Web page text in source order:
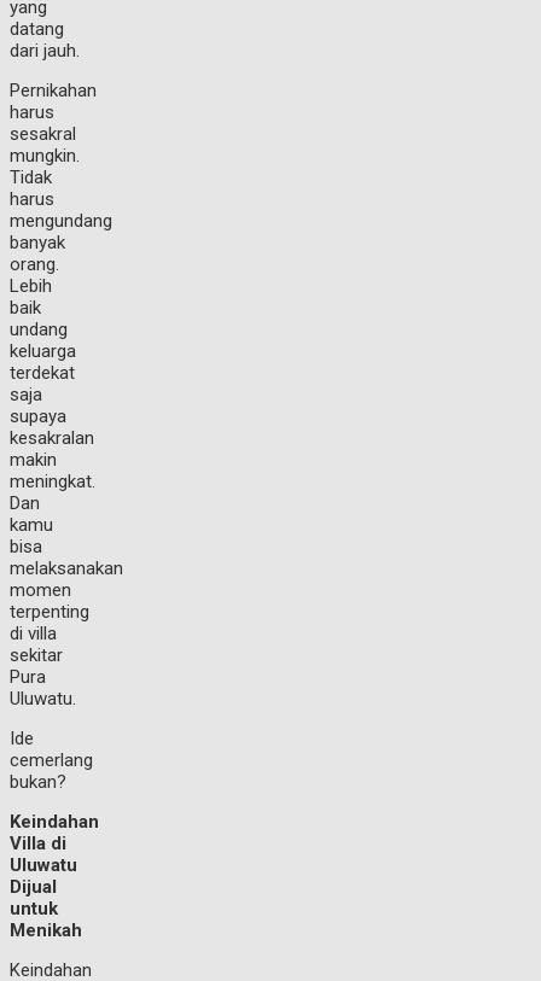
yang
datang
dari jauh.
Pernikahan
harus
sesakral
mungkin.
Tidak
harus
mengundang
banyak
orang.
Lebih
baik
undang
keluarga
terdekat
saja
supaya
kesakralan
makin
meningkat.
Dan
kamu
bisa
melaksanakan
momen
terpenting
di villa
sekitar
Pura
Uluwatu.
Ide
cemerlang
bukan?
Keindahan
Villa di
Uluwatu
Dijual
untuk
Menikah
Keindahan